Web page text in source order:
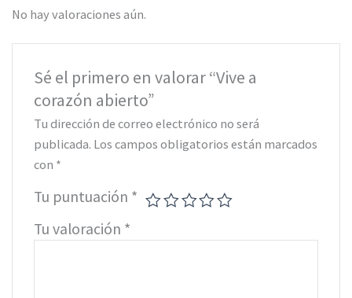
No hay valoraciones aún.
Sé el primero en valorar “Vive a
corazón abierto”
Tu dirección de correo electrónico no será
publicada. Los campos obligatorios están marcados
con *
Tu puntuación *
Tu valoración *